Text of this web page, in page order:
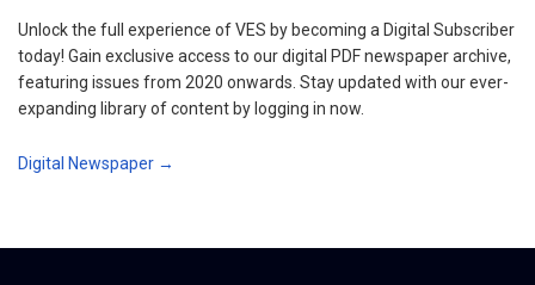
Unlock the full experience of VES by becoming a Digital Subscriber
today! Gain exclusive access to our digital PDF newspaper archive,
featuring issues from 2020 onwards. Stay updated with our ever-
expanding library of content by logging in now.
Digital Newspaper →